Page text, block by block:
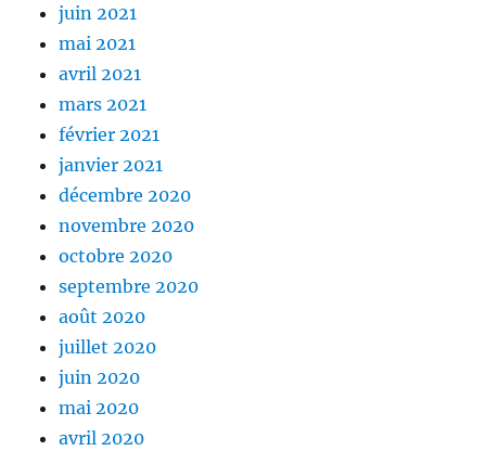
juin 2021
mai 2021
avril 2021
mars 2021
février 2021
janvier 2021
décembre 2020
novembre 2020
octobre 2020
septembre 2020
août 2020
juillet 2020
juin 2020
mai 2020
avril 2020